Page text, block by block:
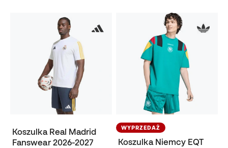
Koszulka Real Madrid
Fanswear 2026-2027
WYPRZEDAŻ
Koszulka Niemcy EQT